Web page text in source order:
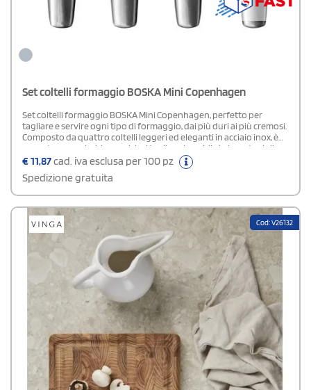
Set coltelli formaggio BOSKA Mini Copenhagen
Set coltelli formaggio BOSKA Mini Copenhagen, perfetto per
tagliare e servire ogni tipo di formaggio, dai più duri ai più cremosi.
Composto da quattro coltelli leggeri ed eleganti in acciaio inox, è
pensato per arricchire qualsiasi tagliere. Lavabile in lavastoviglie e
adatto al frigorifero, è coperto da una garanzia a vita. Prodotto da
BOSKA, marchio certificato B Corporation, coniuga funzionalità e
design sostenibile.
€11,87cad. iva esclusa per 100 pz
Spedizione gratuita
Cod: V26132